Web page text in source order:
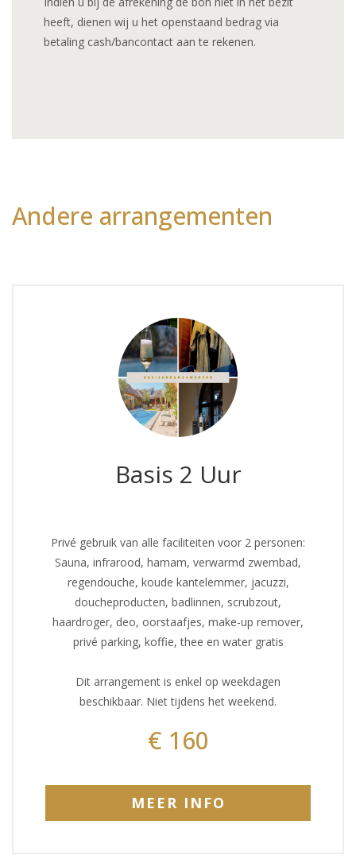
heeft, dienen wij u het openstaand bedrag via
betaling cash/bancontact aan te rekenen.
Andere arrangementen
Basis 2 Uur
Privé gebruik van alle faciliteiten voor 2 personen:
Sauna, infrarood, hamam, verwarmd zwembad,
regendouche, koude kantelemmer, jacuzzi,
doucheproducten, badlinnen, scrubzout,
haardroger, deo, oorstaafjes, make-up remover,
privé parking, koffie, thee en water gratis
Dit arrangement is enkel op weekdagen
beschikbaar. Niet tijdens het weekend.
€ 160
MEER INFO